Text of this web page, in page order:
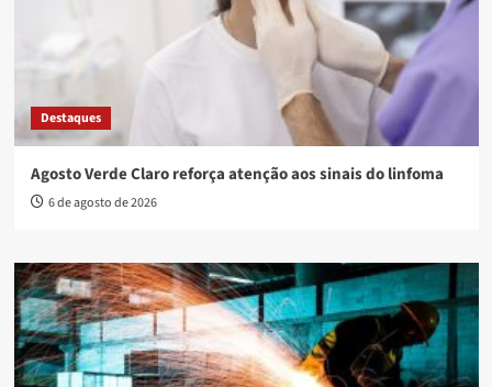
Destaques
Agosto Verde Claro reforça atenção aos sinais do linfoma
6 de agosto de 2026